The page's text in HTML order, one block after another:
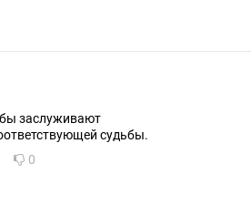
заслуживают
судьбы.
0